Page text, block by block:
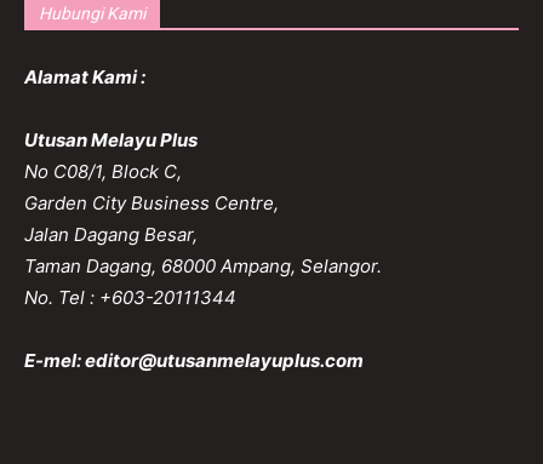
Hubungi Kami
Alamat Kami :
Utusan Melayu Plus
No C08/1, Block C,
Garden City Business Centre,
Jalan Dagang Besar,
Taman Dagang, 68000 Ampang, Selangor.
No. Tel : +603-20111344
E-mel:editor@utusanmelayuplus.com